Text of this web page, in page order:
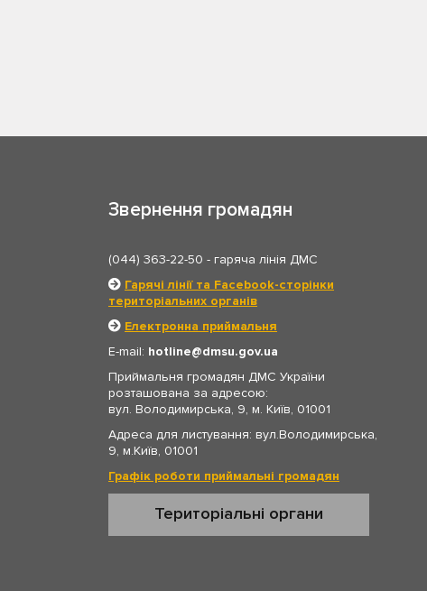
Звернення громадян
(044) 363-22-50 - гаряча лінія ДМС
Гарячі лінії та Facebook-сторінки
територіальних органів
Електронна приймальня
E-mail: hotline
dmsu.gov.ua
Приймальня громадян ДМС України
розташована за адресою:
вул. Володимирська, 9, м. Київ, 01001
Адреса для листування: вул.Володимирська,
9, м.Київ, 01001
Графік роботи приймальні громадян
Територіальні органи